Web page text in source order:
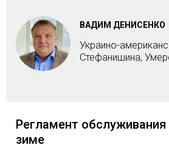
ВАДИМ ДЕНИСЕНКО
Украино-
Стефанишина,
Регламент обслуживания
зиме